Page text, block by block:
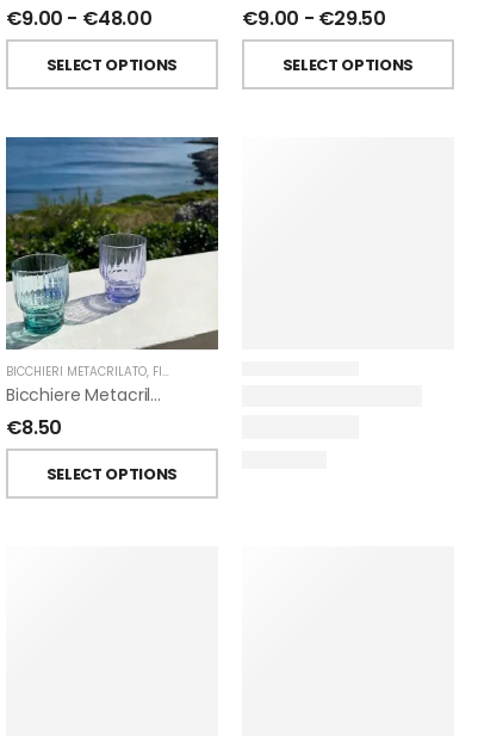
€9.00 - €48.00
SELECT OPTIONS
€9.00 - €29.50
SELECT OPTIONS
BICCHIERI METACRILATO, FIORIRA' UN GIARDINO
Bicchiere Metacrilato Righe Impilabile Di Fiorirà Un Giardino
€8.50
SELECT OPTIONS